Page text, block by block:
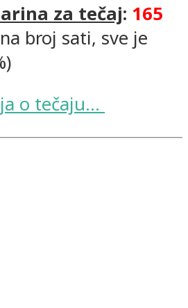
za tečaj: 165
broj sati, sve je
o tečaju...